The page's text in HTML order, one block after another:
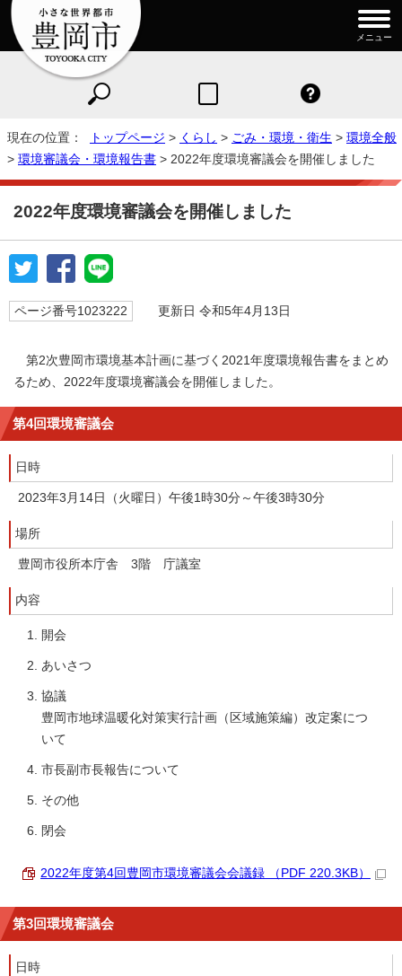
メニュー
現在の位置： トップページ > くらし > ごみ・環境・衛生 > 環境全般
> 環境審議会・環境報告書 > 2022年度環境審議会を開催しました
2022年度環境審議会を開催しました
ページ番号1023222 更新日 令和5年4月13日
第2次豊岡市環境基本計画に基づく2021年度環境報告書をまとめ
るため、2022年度環境審議会を開催しました。
第4回環境審議会
日時
2023年3月14日（火曜日）午後1時30分～午後3時30分
場所
豊岡市役所本庁舎 3階 庁議室
内容
開会
あいさつ
協議
豊岡市地球温暖化対策実行計画（区域施策編）改定案につ
いて
市長副市長報告について
その他
閉会
2022年度第4回豊岡市環境審議会会議録 （PDF 220.3KB）
第3回環境審議会
日時